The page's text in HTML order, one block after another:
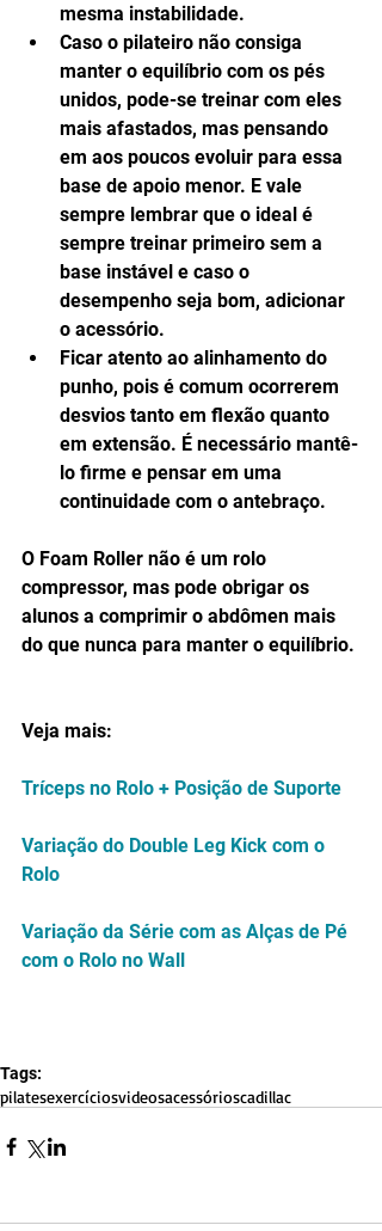
mesma instabilidade.
Caso o pilateiro não consiga
manter o equilíbrio com os pés
unidos, pode-se treinar com eles
mais afastados, mas pensando
em aos poucos evoluir para essa
base de apoio menor. E vale
sempre lembrar que o ideal é
sempre treinar primeiro sem a
base instável e caso o
desempenho seja bom, adicionar
o acessório.
Ficar atento ao alinhamento do
punho, pois é comum ocorrerem
desvios tanto em flexão quanto
em extensão. É necessário mantê-
lo firme e pensar em uma
continuidade com o antebraço.
O Foam Roller não é um rolo
compressor, mas pode obrigar os
alunos a comprimir o abdômen mais
do que nunca para manter o equilíbrio.
Veja mais:
Tríceps no Rolo + Posição de Suporte
Variação do Double Leg Kick com o
Rolo
Variação da Série com as Alças de Pé
com o Rolo no Wall
Tags:
pilatesexercíciosvideosacessórioscadillac